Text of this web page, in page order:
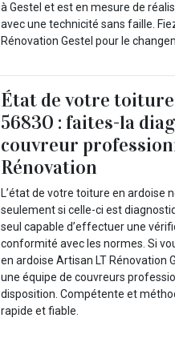
à Gestel et est en mesure de
avec une technicité sans faille.
Rénovation Gestel pour le
État de votre
56830 : faites-la
couvreur
Rénovation
L’état de votre toiture en ardoise
seulement si celle-ci est
seul capable d’effectuer une
conformité avec les normes. Si
en ardoise Artisan LT Rénovation
une équipe de couvreurs
disposition. Compétente et
rapide et fiable.